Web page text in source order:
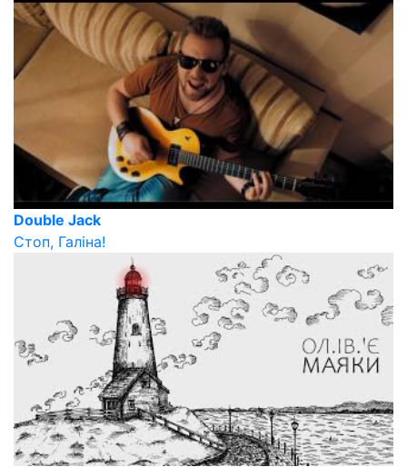
Double Jack
Стоп, Галіна!